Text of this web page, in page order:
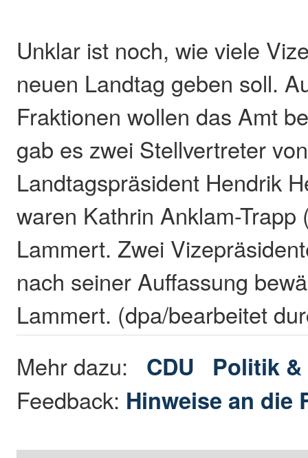
Unklar ist noch, wie viele
neuen Landtag geben soll.
Fraktionen wollen das Amt
gab es zwei Stellvertreter von
Landtagspräsident Hendrik
waren Kathrin Anklam-Trapp
Lammert. Zwei
nach seiner Auffassung
Lammert. (dpa/bearbeitet
Mehr dazu: CDU Politik &
Feedback: Hinweise an die